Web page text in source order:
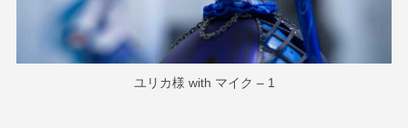
ユリカ様 with マイク – 1